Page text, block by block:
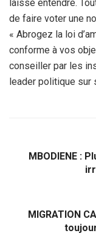
laissé entendre.
de faire voter une
« Abrogez la loi
conforme à vos
conseiller par les
leader politique sur
MBODIENE :
MIGRATION